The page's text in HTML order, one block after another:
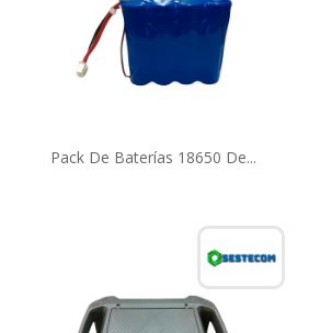
Pack De Baterías 18650 De...